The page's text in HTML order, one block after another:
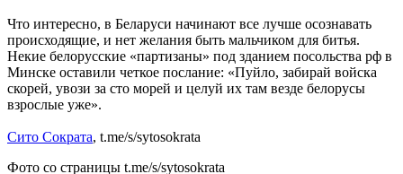
Что интересно, в Беларуси начинают все лучше осознавать
происходящие, и нет желания быть мальчиком для битья.
Некие белорусские «партизаны» под зданием посольства рф в
Минске оставили четкое послание: «Пуйло, забирай войска
скорей, увози за сто морей и целуй их там везде белорусы
взрослые уже».
Сито Сократа, t.me/s/sytosokrata
Фото со страницы t.me/s/sytosokrata